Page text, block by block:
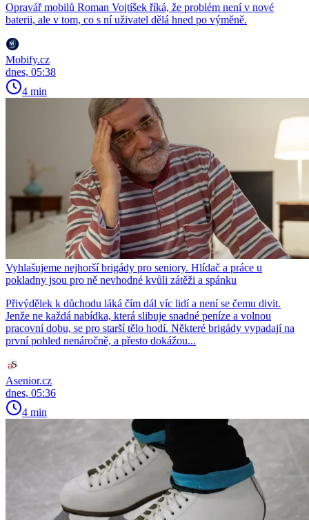
Opravář mobilů Roman Vojtíšek říká, že problém není v nové
baterii, ale v tom, co s ní uživatel dělá hned po výměně.
Mobify.cz
dnes, 05:38
4 min
Vyhlašujeme nejhorší brigády pro seniory. Hlídač a práce u
pokladny jsou pro ně nevhodné kvůli zátěži a spánku
Přivýdělek k důchodu láká čím dál víc lidí a není se čemu divit.
Jenže ne každá nabídka, která slibuje snadné peníze a volnou
pracovní dobu, se pro starší tělo hodí. Některé brigády vypadají na
první pohled nenáročně, a přesto dokážou...
Asenior.cz
dnes, 05:36
4 min